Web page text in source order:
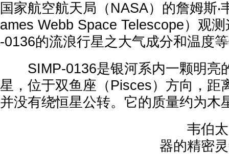
国家航空航天局（NASA）的詹姆斯‧
ames Webb Space Telescope）观
-0136的流浪行星之大气成分和温度
SIMP-0136是银河系内一颗明亮
星，位于双鱼座（Pisces）方向，距
并没有绕恒星公转。它的质量约为木
韦伯太
器的精密